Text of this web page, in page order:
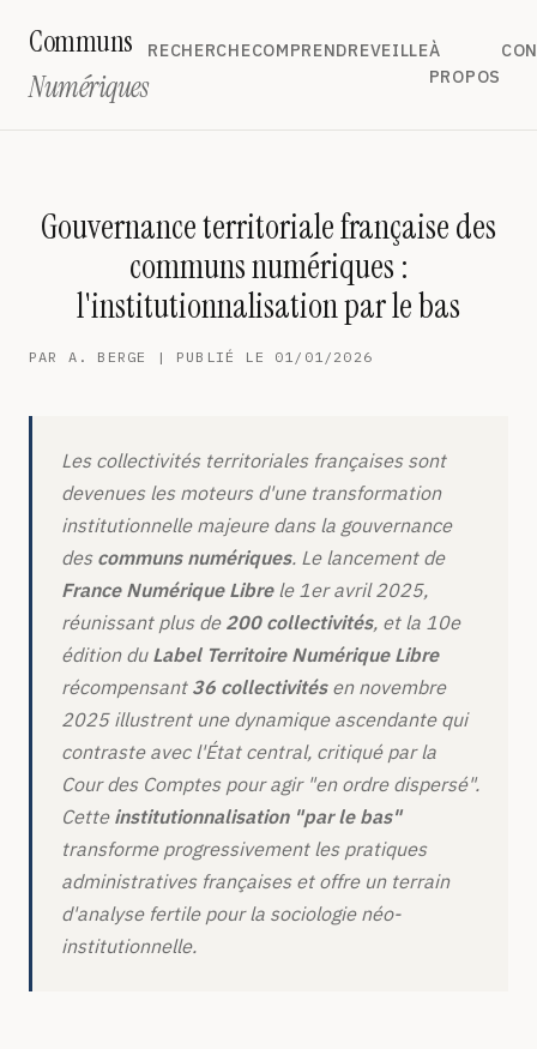
Communs
Numériques
RECHERCHECOMPRENDREVEILLEÀ
PROPOS
Gouvernance territoriale française des
communs numériques :
l'institutionnalisation par le bas
PAR A. BERGE | PUBLIÉ LE 01/01/2026
Les collectivités territoriales françaises sont
devenues les moteurs d'une transformation
institutionnelle majeure dans la gouvernance
des communs numériques. Le lancement de
France Numérique Librele 1er avril 2025,
réunissant plus de 200 collectivités, et la 10e
édition du Label Territoire Numérique Libre
récompensant 36 collectivitésen novembre
2025 illustrent une dynamique ascendante qui
contraste avec l'État central, critiqué par la
Cour des Comptes pour agir "en ordre dispersé".
Cette institutionnalisation "par le bas"
transforme progressivement les pratiques
administratives françaises et offre un terrain
d'analyse fertile pour la sociologie néo-
institutionnelle.